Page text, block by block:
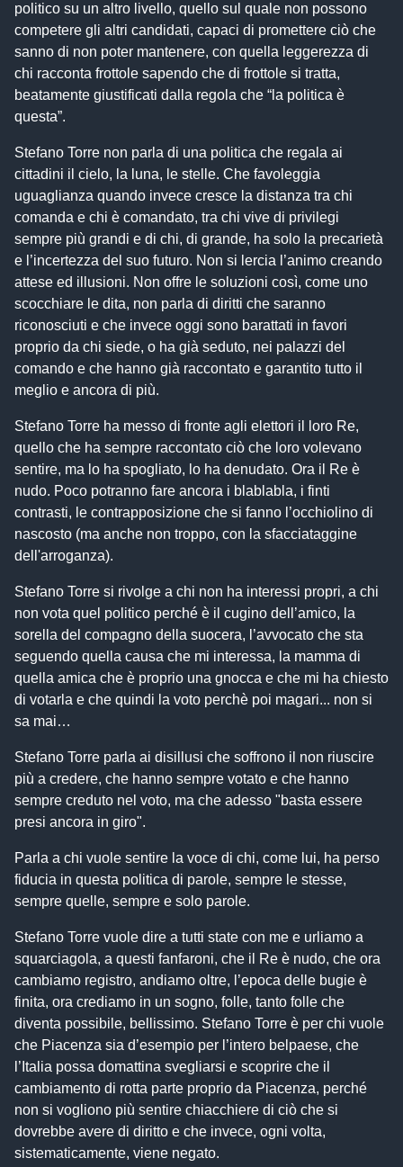
politico su un altro livello, quello sul quale non possono
competere gli altri candidati, capaci di promettere ciò che
sanno di non poter mantenere, con quella leggerezza di
chi racconta frottole sapendo che di frottole si tratta,
beatamente giustificati dalla regola che “la politica è
questa”.
Stefano Torre non parla di una politica che regala ai
cittadini il cielo, la luna, le stelle. Che favoleggia
uguaglianza quando invece cresce la distanza tra chi
comanda e chi è comandato, tra chi vive di privilegi
sempre più grandi e di chi, di grande, ha solo la precarietà
e l’incertezza del suo futuro. Non si lercia l’animo creando
attese ed illusioni. Non offre le soluzioni così, come uno
scocchiare le dita, non parla di diritti che saranno
riconosciuti e che invece oggi sono barattati in favori
proprio da chi siede, o ha già seduto, nei palazzi del
comando e che hanno già raccontato e garantito tutto il
meglio e ancora di più.
Stefano Torre ha messo di fronte agli elettori il loro Re,
quello che ha sempre raccontato ciò che loro volevano
sentire, ma lo ha spogliato, lo ha denudato. Ora il Re è
nudo. Poco potranno fare ancora i blablabla, i finti
contrasti, le contrapposizione che si fanno l’occhiolino di
nascosto (ma anche non troppo, con la sfacciataggine
dell'arroganza).
Stefano Torre si rivolge a chi non ha interessi propri, a chi
non vota quel politico perché è il cugino dell’amico, la
sorella del compagno della suocera, l’avvocato che sta
seguendo quella causa che mi interessa, la mamma di
quella amica che è proprio una gnocca e che mi ha chiesto
di votarla e che quindi la voto perchè poi magari... non si
sa mai…
Stefano Torre parla ai disillusi che soffrono il non riuscire
più a credere, che hanno sempre votato e che hanno
sempre creduto nel voto, ma che adesso "basta essere
presi ancora in giro".
Parla a chi vuole sentire la voce di chi, come lui, ha perso
fiducia in questa politica di parole, sempre le stesse,
sempre quelle, sempre e solo parole.
Stefano Torre vuole dire a tutti state con me e urliamo a
squarciagola, a questi fanfaroni, che il Re è nudo, che ora
cambiamo registro, andiamo oltre, l’epoca delle bugie è
finita, ora crediamo in un sogno, folle, tanto folle che
diventa possibile, bellissimo. Stefano Torre è per chi vuole
che Piacenza sia d’esempio per l’intero belpaese, che
l’Italia possa domattina svegliarsi e scoprire che il
cambiamento di rotta parte proprio da Piacenza, perché
non si vogliono più sentire chiacchiere di ciò che si
dovrebbe avere di diritto e che invece, ogni volta,
sistematicamente, viene negato.